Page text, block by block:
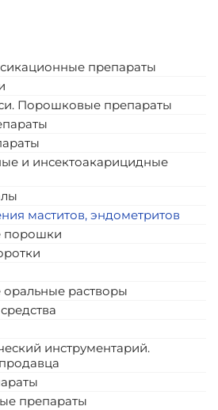
препараты
Порошковые препараты
и инсектоакарицидные
маститов, эндометритов
порошки
растворы
инструментарий.
препараты